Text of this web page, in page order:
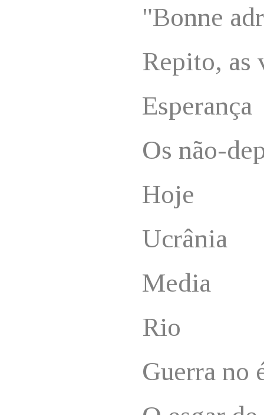
"Bonne
Repito, as
Esperança
Os não-
Hoje
Ucrânia
Media
Rio
Guerra no